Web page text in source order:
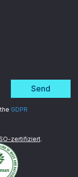
Send
GDPR
zertifiziert.